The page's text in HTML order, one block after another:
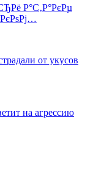
Р°С‚Р°РєРµ
от укусов
на агрессию